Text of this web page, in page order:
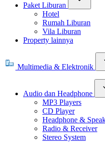
Paket Liburan
Hotel
Rumah Liburan
Vila Liburan
Property lainnya
Multimedia & Elektronik
Audio dan Headphone
MP3 Players
CD Player
Headphone &
Radio & Receiver
Stereo System